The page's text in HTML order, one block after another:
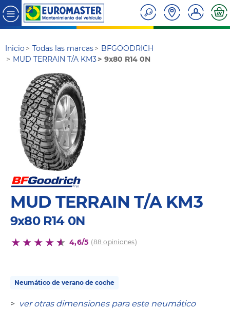
Inicio Todas las marcas
BFGOODRICH
MUD TERRAIN T/A KM3
9x80 R14 0N
MUD TERRAIN T/A KM3
9x80 R14 0N
4,6/5 (88 opiniones)
Neumático de verano de coche
> ver otras dimensiones para este neumático